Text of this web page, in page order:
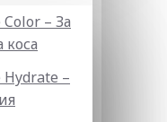
– За
коса
–